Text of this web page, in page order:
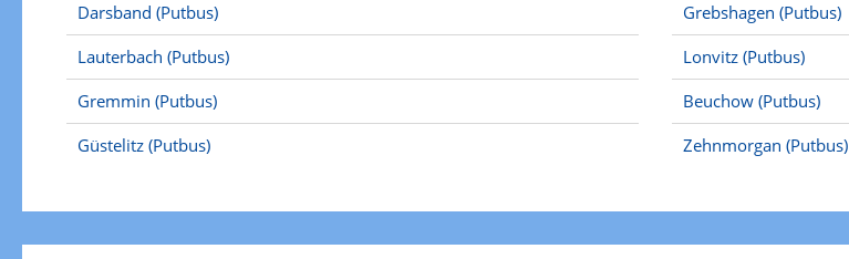
Darsband (Putbus)
Lauterbach (Putbus)
Gremmin (Putbus)
Güstelitz (Putbus)
Grebshagen (Putbus)
Lonvitz (Putbus)
Beuchow (Putbus)
Zehnmorgan (Putbus)